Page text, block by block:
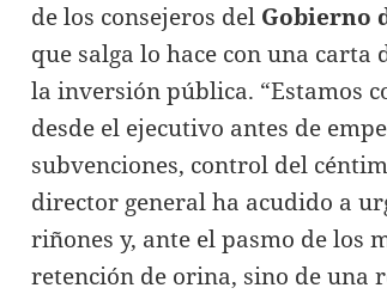
de los consejeros del Gobierno
que salga lo hace con una carta
la inversión pública. “Estamos
desde el ejecutivo antes de
subvenciones, control del
director general ha acudido a
riñones y, ante el pasmo de los
retención de orina, sino de una